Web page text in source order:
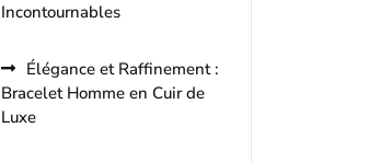
Incontournables
Élégance et Raffinement :
Bracelet Homme en Cuir de
Luxe